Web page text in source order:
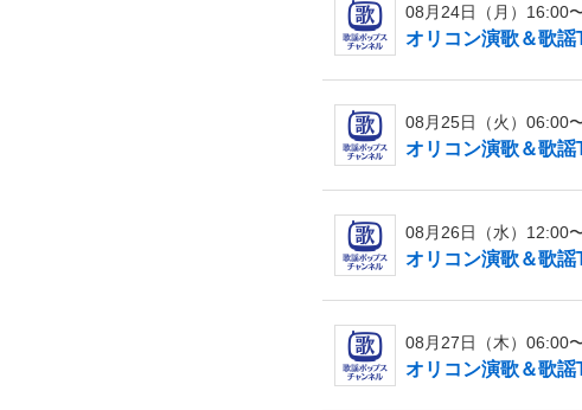
08月24日（月）16:00
オリコン演歌＆歌謡
08月25日（火）06:00
オリコン演歌＆歌謡
08月26日（水）12:00
オリコン演歌＆歌謡
08月27日（木）06:00
オリコン演歌＆歌謡